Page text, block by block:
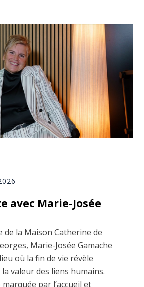
avec Marie-Josée
de la Maison Catherine de
Marie-Josée Gamache
où la fin de vie révèle
valeur des liens humains.
par l’accueil et